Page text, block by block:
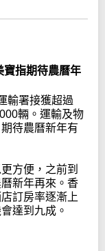
指期待農曆年
輸署接獲超過
輛。運輸及物
待農曆新年有
方便，之前到
新年再來。香
訂房率逐漸上
達到九成。